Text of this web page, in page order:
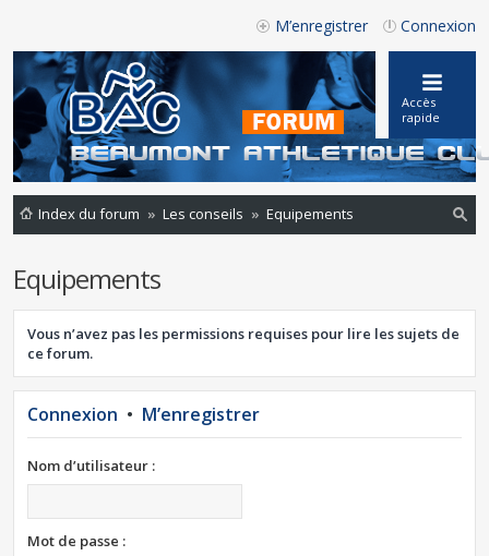
Connexion
M’enregistrer
Accès
rapide
Index du forum Les conseils
Equipements
rc
he
Equipements
Vous n’avez pas les permissions requises pour lire les sujets de
ce forum.
Connexion • M’enregistrer
Nom d’utilisateur :
Mot de passe :